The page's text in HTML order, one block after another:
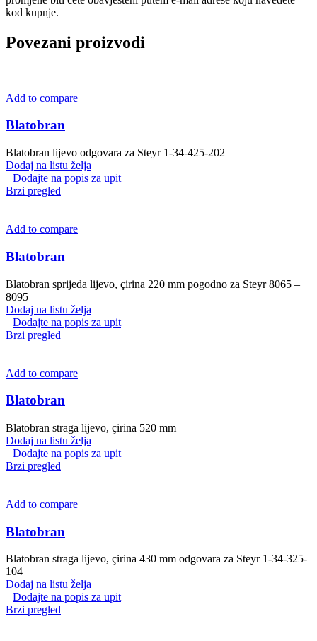
kod kupnje.
Povezani proizvodi
Add to compare
Blatobran
Blatobran lijevo odgovara za Steyr 1-34-425-202
Dodaj na listu želja
Dodajte na popis za upit
Brzi pregled
Add to compare
Blatobran
Blatobran sprijeda lijevo, çirina 220 mm pogodno za Steyr 8065 –
8095
Dodaj na listu želja
Dodajte na popis za upit
Brzi pregled
Add to compare
Blatobran
Blatobran straga lijevo, çirina 520 mm
Dodaj na listu želja
Dodajte na popis za upit
Brzi pregled
Add to compare
Blatobran
Blatobran straga lijevo, çirina 430 mm odgovara za Steyr 1-34-325-
104
Dodaj na listu želja
Dodajte na popis za upit
Brzi pregled